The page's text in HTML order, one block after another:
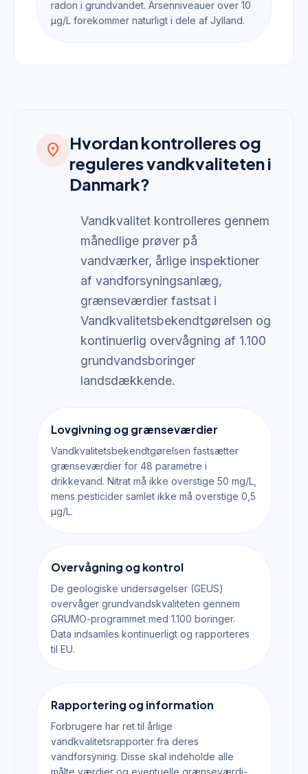
radon i grundvandet. Arsenniveauer over 10
µg/L forekommer naturligt i dele af Jylland.
location_on
Hvordan kontrolleres og
reguleres vandkvaliteten i
Danmark?
Vandkvalitet kontrolleres gennem
månedlige prøver på
vandværker, årlige inspektioner
af vandforsyningsanlæg,
grænseværdier fastsat i
Vandkvalitetsbekendtgørelsen og
kontinuerlig overvågning af 1.100
grundvandsboringer
landsdækkende.
Lovgivning og grænseværdier
Vandkvalitetsbekendtgørelsen fastsætter
grænseværdier for 48 parametre i
drikkevand. Nitrat må ikke overstige 50 mg/L,
mens pesticider samlet ikke må overstige 0,5
µg/L.
Overvågning og kontrol
De geologiske undersøgelser (GEUS)
overvåger grundvandskvaliteten gennem
GRUMO-programmet med 1.100 boringer.
Data indsamles kontinuerligt og rapporteres
til EU.
Rapportering og information
Forbrugere har ret til årlige
vandkvalitetsrapporter fra deres
vandforsyning. Disse skal indeholde alle
målte værdier og eventuelle grænseværdi-